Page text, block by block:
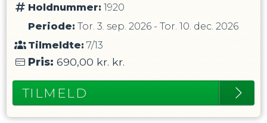
Holdnummer: 1920
Periode: Tor. 3. sep. 2026- Tor. 10. dec. 2026
Tilmeldte: 7/13
Pris: 690,00 kr. kr.
TILMELD